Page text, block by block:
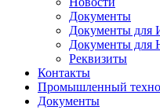
Документы
Документы для
Документы для
Реквизиты
Контакты
Промышленный
Документы